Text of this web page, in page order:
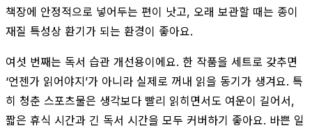
책장에 안정적으로 넣어두는 편이 낫고, 오래 보관할 때는 종이
재질 특성상 환기가 되는 환경이 좋아요.
여섯 번째는 독서 습관 개선용이에요. 한 작품을 세트로 갖추면
‘언젠가 읽어야지’가 아니라 실제로 꺼내 읽을 동기가 생겨요. 특
히 청춘 스포츠물은 생각보다 빨리 읽히면서도 여운이 길어서,
짧은 휴식 시간과 긴 독서 시간을 모두 커버하기 좋아요. 바쁜 일